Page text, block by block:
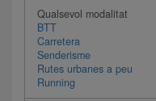
Qualsevol modalitat
BTT
Carretera
Senderisme
Rutes urbanes a peu
Running